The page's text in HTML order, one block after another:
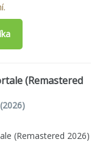
(Remastered
(2026)
(Remastered 2026)